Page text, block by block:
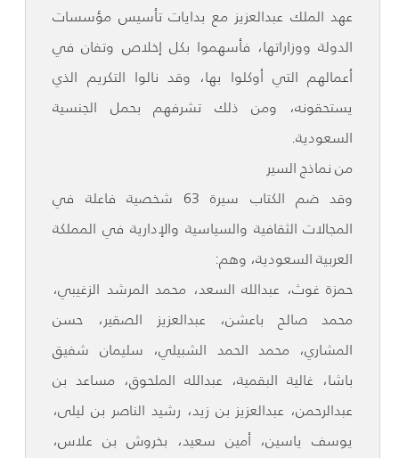
عهد الملك عبدالعزيز مع بدايات تأسيس مؤسسات
الدولة ووزاراتها، فأسهموا بكل إخلاص وتفان في
أعمالهم التي أوكلوا بها، وقد نالوا التكريم الذي
يستحقونه، ومن ذلك تشرفهم بحمل الجنسية
السعودية.
من نماذج السير
وقد ضم الكتاب سيرة 63 شخصية فاعلة في
المجالات الثقافية والسياسية والإدارية في المملكة
العربية السعودية، وهم:
حمزة غوث، عبدالله السعد، محمد المرشد الزغيبي،
محمد صالح باعشن، عبدالعزيز الصقير، حسن
المشاري، محمد الحمد الشبيلي، سليمان شفيق
باشا، غالية البقمية، عبدالله الملحوق، مساعد بن
عبدالرحمن، عبدالعزيز بن زيد، رشيد الناصر بن ليلى،
يوسف ياسين، أمين سعيد، بخروش بن علاس،